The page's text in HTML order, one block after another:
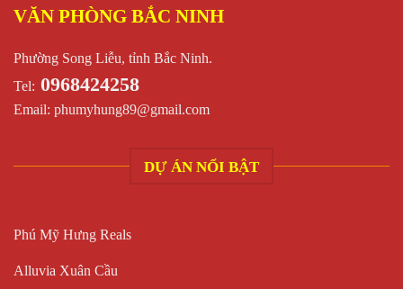
VĂN PHÒNG BẮC NINH
Phường Song Liễu, tỉnh Bắc Ninh.
Tel: 0968424258
Email: phumyhung89@gmail.com
DỰ ÁN NỔI BẬT
Phú Mỹ Hưng Reals
Alluvia Xuân Cầu